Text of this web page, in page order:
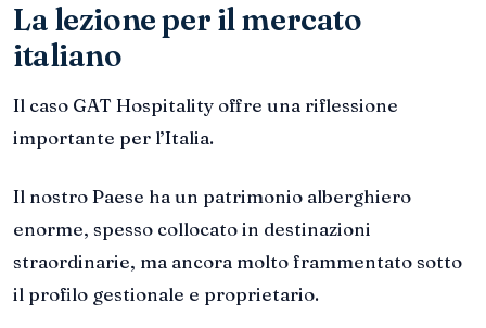
La lezione per il mercato
italiano
Il caso GAT Hospitality offre una riflessione
importante per l’Italia.
Il nostro Paese ha un patrimonio alberghiero
enorme, spesso collocato in destinazioni
straordinarie, ma ancora molto frammentato sotto
il profilo gestionale e proprietario.